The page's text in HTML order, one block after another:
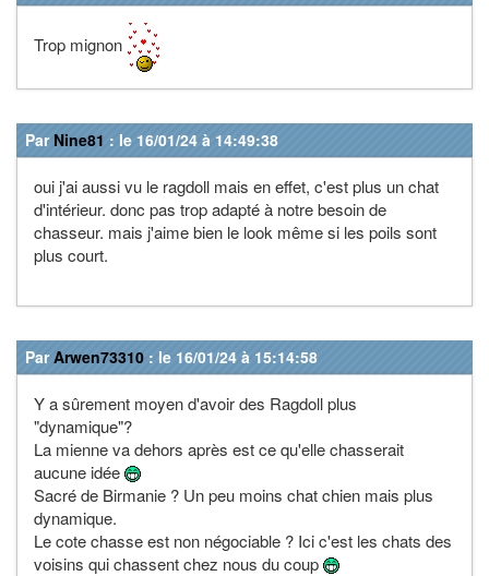
Trop mignon
Par Nine81 : le 16/01/24 à 14:49:38
oui j'ai aussi vu le ragdoll mais en effet, c'est plus un chat
d'intérieur. donc pas trop adapté à notre besoin de
chasseur. mais j'aime bien le look même si les poils sont
plus court.
ParArwen73310 : le 16/01/24 à 15:14:58
Y a sûrement moyen d'avoir des Ragdoll plus
"dynamique"?
La mienne va dehors après est ce qu'elle chasserait
aucune idée
Sacré de Birmanie ? Un peu moins chat chien mais plus
dynamique.
Le cote chasse est non négociable ? Ici c'est les chats des
voisins qui chassent chez nous du coup